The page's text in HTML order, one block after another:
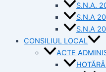
S.N.A.
S.N.A
S.N.A
CONSILIUL LOCAL
ACTE